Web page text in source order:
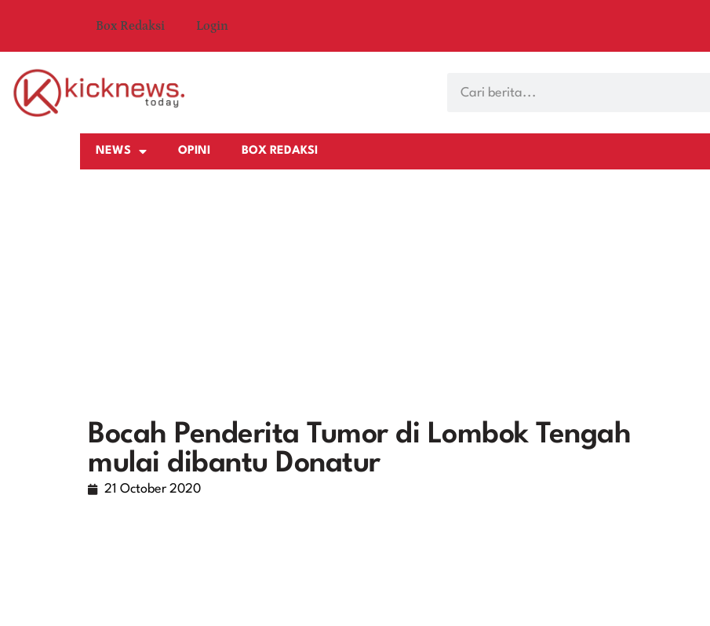
Box Redaksi Login
NEWS OPINI BOX REDAKSI
Bocah Penderita Tumor di Lombok Tengah
mulai dibantu Donatur
21 October 2020